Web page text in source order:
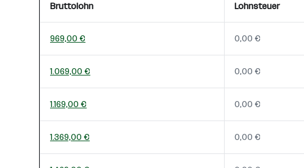
Bruttolohn Lohnsteuer
969,00 € 0,00 €
1.069,00 € 0,00 €
1.169,00 € 0,00 €
1.369,00 € 0,00 €